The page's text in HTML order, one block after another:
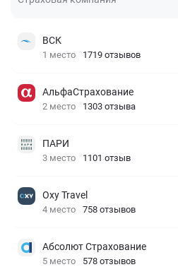
ВСК
1 место 1719 отзывов
АльфаСтрахование
2 место 1303 отзыва
ПАРИ
3 место 1101 отзыв
Oxy Travel
4 место 758 отзывов
Абсолют Страхование
5 место 578 отзывов